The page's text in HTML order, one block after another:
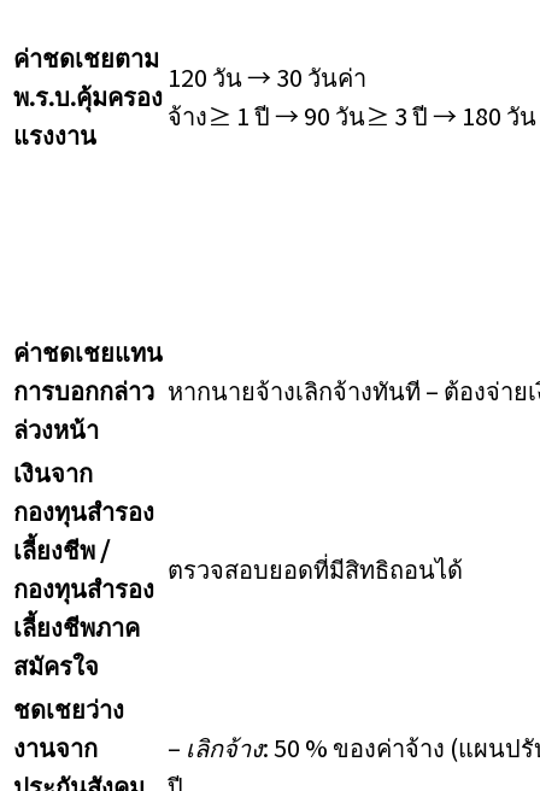
ค่าชดเชยตาม
พ.ร.บ.คุ้มครอง
แรงงาน
120 วัน → 30 วันค่า
จ้าง≥ 1 ปี → 90 วัน≥ 3 ปี → 180 วั
ค่าชดเชยแทน
การบอกกล่าว
ล่วงหน้า
หากนายจ้างเลิกจ้างทันที – ต้องจ่า
เงินจาก
กองทุนสำรอง
เลี้ยงชีพ /
กองทุนสำรอง
เลี้ยงชีพภาค
สมัครใจ
ตรวจสอบยอดที่มีสิทธิถอนได้
ชดเชยว่าง
งานจาก
– เลิกจ้าง: 50 % ของค่าจ้าง (แผนป